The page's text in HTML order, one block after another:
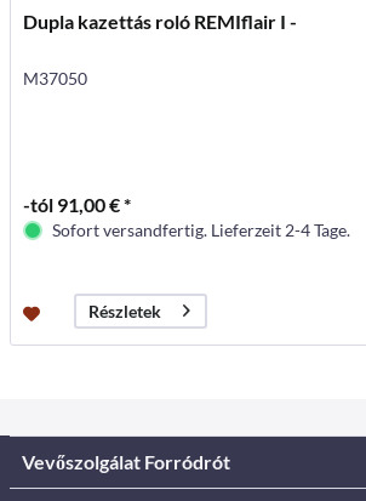
Dupla kazettás roló REMIflair I -
M37050
-tól 91,00 € *
Sofort versandfertig. Lieferzeit 2-4 Tage.
Részletek
Vevőszolgálat Forródrót